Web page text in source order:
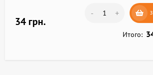
34 грн.
- +
Итого: